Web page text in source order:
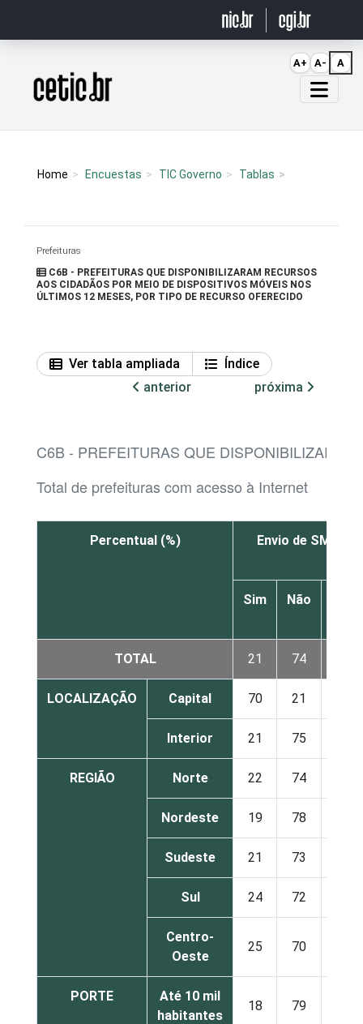
Página inicial
Home Encuestas TIC Governo Tablas
Prefeituras
C6B - PREFEITURAS QUE DISPONIBILIZARAM RECURSOS
AOS CIDADÃOS POR MEIO DE DISPOSITIVOS MÓVEIS NOS
ÚLTIMOS 12 MESES, POR TIPO DE RECURSO OFERECIDO
Ver tabla ampliada
Índice
anterior
próxima
C6B - PREFEITURAS QUE
Total de prefeituras com acesso à Internet
Percentual (%) Envio de SMS
Sim Não
TOTAL 21 74
LOCALIZAÇÃO Capital 70 21
Interior 21 75
REGIÃO Norte 22 74
Nordeste 19 78
Sudeste 21 73
Sul 24 72
Centro-
Oeste
25 70
PORTE
Até 10 mil
habitantes
18 79
A+ A- A